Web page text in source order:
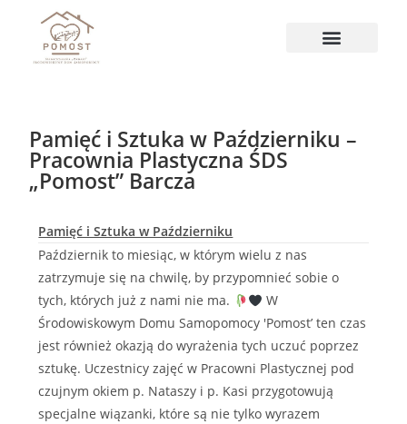
Pamięć i Sztuka w Październiku –
Pracownia Plastyczna ŚDS
„Pomost” Barcza
Pamięć i Sztuka w Październiku
Październik to miesiąc, w którym wielu z nas
zatrzymuje się na chwilę, by przypomnieć sobie o
tych, których już z nami nie ma.
W
Środowiskowym Domu Samopomocy 'Pomost’ ten czas
jest również okazją do wyrażenia tych uczuć poprzez
sztukę. Uczestnicy zajęć w Pracowni Plastycznej pod
czujnym okiem p. Nataszy i p. Kasi przygotowują
specjalne wiązanki, które są nie tylko wyrazem